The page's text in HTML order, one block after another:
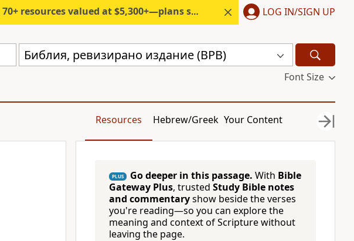
70+ resources valued at $5,300+—plans start under $6/month. LOG IN/SIGN UP
Библия, ревизирано издание (BPB)
Font Size
Resources Hebrew/Greek Your Content
PLUS Go deeper in this passage. With Bible
Gateway Plus, trusted Study Bible notes
and commentaryshow beside the verses
you're reading—so you can explore the
meaning and context of Scripture without
leaving the page.